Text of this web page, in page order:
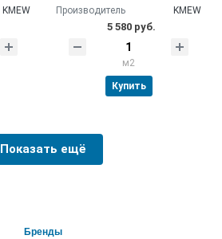
KMEW
Производитель
KMEW
5 580 руб.
м2
Купить
Показать ещё
Бренды